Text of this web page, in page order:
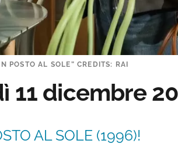
POSTO AL SOLE” CREDITS: RAI
11 dicembre
AL SOLE (1996)!